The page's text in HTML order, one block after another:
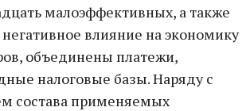
малоэффективных, а также
влияние на экономику
объединены платежи,
налоговые базы. Наряду с
состава применяемых